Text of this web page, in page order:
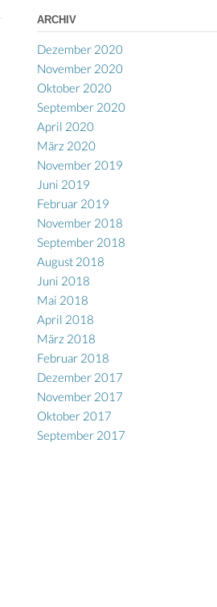
ARCHIV
Dezember 2020
November 2020
Oktober 2020
September 2020
April 2020
März 2020
November 2019
Juni 2019
Februar 2019
November 2018
September 2018
August 2018
Juni 2018
Mai 2018
April 2018
März 2018
Februar 2018
Dezember 2017
November 2017
Oktober 2017
September 2017